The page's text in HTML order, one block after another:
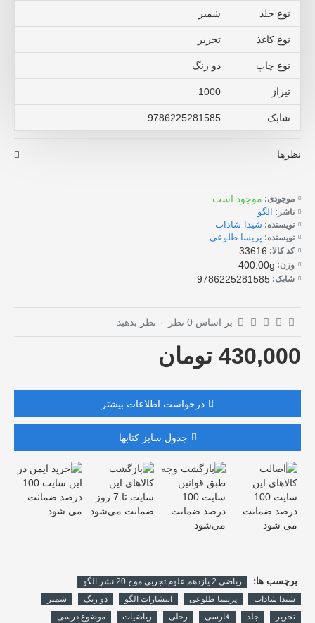
نوع جلد شمیز
نوع کاغذ تحریر
نوع چاپ دو رنگ
تیراژ 1000
شابک 9786225281585
نظرها
موجودی: موجود است
ناشر: الگو
نویسنده: شیدا شاداب
نویسنده: پریسا طلوعی
کد کالا: 33616
وزن: 400.00g
شابک: 9786225281585
بر اساس 0 نظر - نظر بدهید
430,000 تومان
درخواست اطلاعات بیشتر
جدول سایز کتابها
برچسب ها:
ریاضی 2 یازدهم علوم تجربی موج 20 نشر الگو
شیدا شاداب
پریسا طلوعی انتشارات الگو دو رنگ
شمیز
تحریر
جلد فارسی رحلی ریاضیات
موضوع درسی